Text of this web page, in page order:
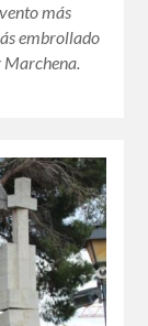
más
embrollado
Marchena.